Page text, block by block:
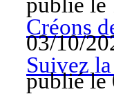
Créons
03/10/
Suivez
publié le